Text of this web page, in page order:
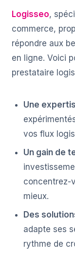
Logisseo,
commerce,
répondre aux
en ligne. Voici
prestataire
Une
vos flux
Un gain de
concentrez-
mieux.
Des
adapte ses
rythme de